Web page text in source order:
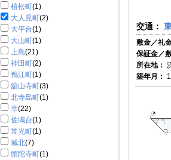
植松町(1)
大人見町(2)
大平台(1)
大山町(1)
上島(21)
神田町(2)
鴨江町(1)
舘山寺町(3)
北寺島町(1)
幸(22)
佐鳴台(1)
常光町(1)
城北(7)
頭陀寺町(1)
交通：
敷金／礼
保証金／
所在地：
築年月：